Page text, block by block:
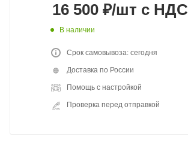
16 500 ₽/шт с НДС
В наличии
Срок самовывоза: сегодня
Доставка по России
Помощь с настройкой
Проверка перед отправкой